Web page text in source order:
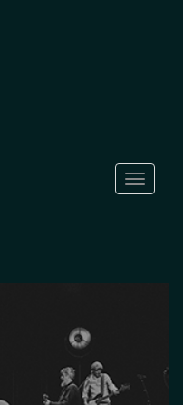
Toggle